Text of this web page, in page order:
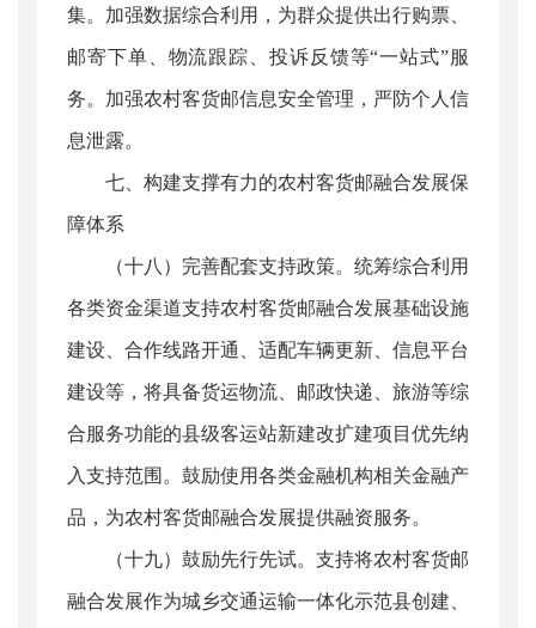
集。加强数据综合利用，为群众提供出行购票、
邮寄下单、物流跟踪、投诉反馈等“一站式”服
务。加强农村客货邮信息安全管理，严防个人信
息泄露。
七、构建支撑有力的农村客货邮融合发展保
障体系
（十八）完善配套支持政策。统筹综合利用
各类资金渠道支持农村客货邮融合发展基础设施
建设、合作线路开通、适配车辆更新、信息平台
建设等，将具备货运物流、邮政快递、旅游等综
合服务功能的县级客运站新建改扩建项目优先纳
入支持范围。鼓励使用各类金融机构相关金融产
品，为农村客货邮融合发展提供融资服务。
（十九）鼓励先行先试。支持将农村客货邮
融合发展作为城乡交通运输一体化示范县创建、